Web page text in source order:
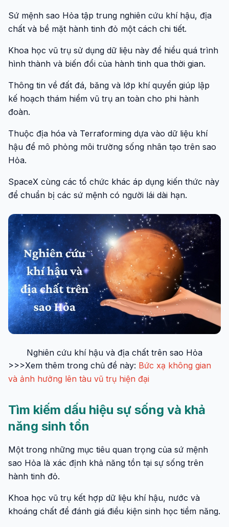
Sứ mệnh sao Hỏa tập trung nghiên cứu khí hậu, địa
chất và bề mặt hành tinh đỏ một cách chi tiết.
Khoa học vũ trụ sử dụng dữ liệu này để hiểu quá trình
hình thành và biến đổi của hành tinh qua thời gian.
Thông tin về đất đá, băng và lớp khí quyển giúp lập
kế hoạch thám hiểm vũ trụ an toàn cho phi hành
đoàn.
Thuộc địa hóa và Terraforming dựa vào dữ liệu khí
hậu để mô phỏng môi trường sống nhân tạo trên sao
Hỏa.
SpaceX cùng các tổ chức khác áp dụng kiến thức này
để chuẩn bị các sứ mệnh có người lái dài hạn.
Nghiên cứu khí hậu và địa chất trên sao Hỏa
>>>Xem thêm trong chủ đề này: Bức xạ không gian
và ảnh hưởng lên tàu vũ trụ hiện đại
Tìm kiếm dấu hiệu sự sống và khả
năng sinh tồn
Một trong những mục tiêu quan trọng của sứ mệnh
sao Hỏa là xác định khả năng tồn tại sự sống trên
hành tinh đỏ.
Khoa học vũ trụ kết hợp dữ liệu khí hậu, nước và
khoáng chất để đánh giá điều kiện sinh học tiềm năng.